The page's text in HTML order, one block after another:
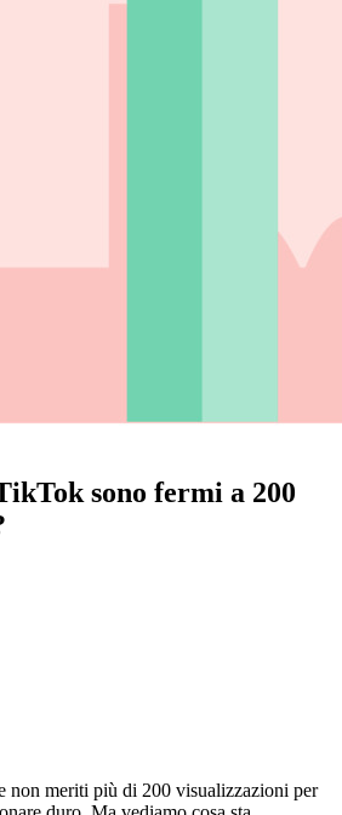
sono fermi a 200
non meriti più di 200 visualizzazioni per